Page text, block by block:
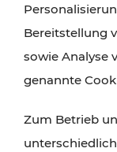
Wien,
Radtouren
Bereitstellung
sowie Analyse
genannte
Zum Betrieb